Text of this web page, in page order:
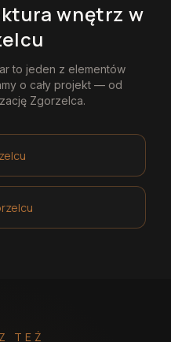
wnętrz w
to jeden z elementów
o cały projekt — od
Zgorzelca.
TEŻ